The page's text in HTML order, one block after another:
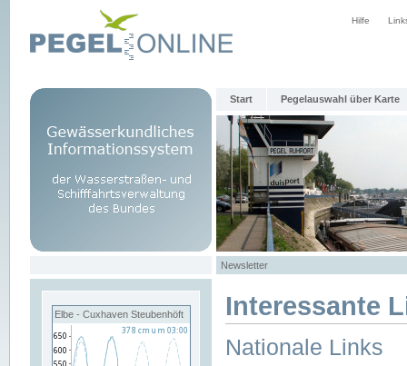
Hilfe
Start Pegelauswahl über Karte
Newsletter
Elbe - Cuxhaven Steubenhöft Interessante
Nationale Links